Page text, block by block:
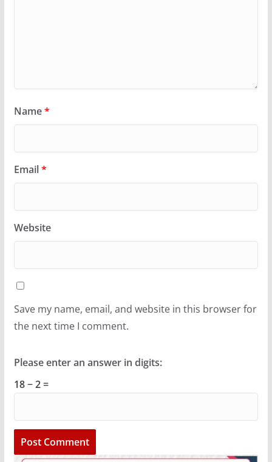
Name*
Email*
Website
Save my name, email, and website in this browser for
the next time I comment.
Please enter an answer in digits:
18 − 2 =